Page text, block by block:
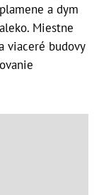
a dym
Miestne
viaceré budovy